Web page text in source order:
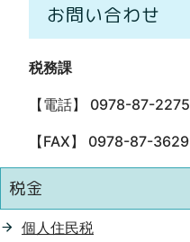
お問い合わせ
税務課
【電話】 0978-87-2275
【FAX】 0978-87-3629
税金
個人住民税